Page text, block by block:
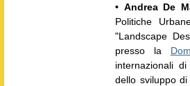
• Andrea De
Politiche
"Landscape
presso la
internazionali
dello sviluppo